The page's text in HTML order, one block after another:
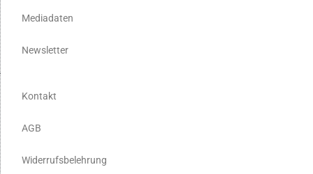
Mediadaten
Newsletter
Kontakt
AGB
Widerrufsbelehrung